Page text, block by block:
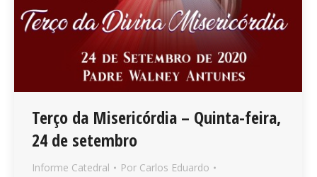
Terço da Misericórdia – Quinta-feira,
24 de setembro
Informe Catedral Por Carlos Eduardo